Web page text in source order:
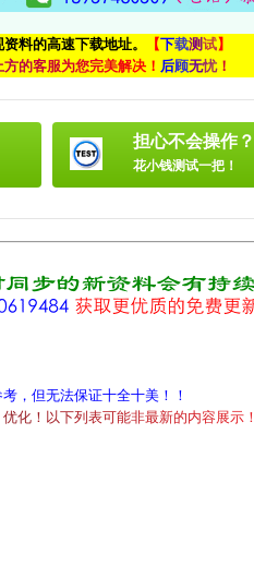
料的高速下载地址。 【下载测试】
方的客服为您完美解决 ！ 后顾无忧！
担心不会操作？
花小钱测试一把！
，但无法保证十全十美！！
优化 ！ 以下列 表可能非最新的内容展示 ！